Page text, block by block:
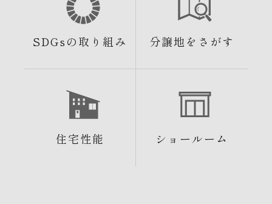
SDGsの取り組み 分譲地をさがす
住宅性能 ショールーム